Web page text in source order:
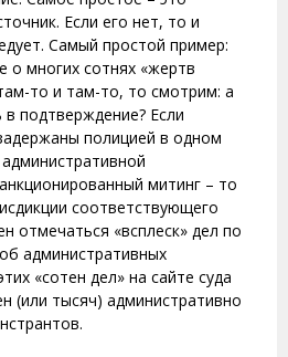
Если его нет, то и
Самый простой пример:
о многих сотнях «жертв
то и там-то, то смотрим: а
подтверждение? Если
полицией в одном
митинг – то
соответствующего
отмечаться «всплеск» дел по
административных
«сотен дел» на сайте суда
(или тысяч) административно